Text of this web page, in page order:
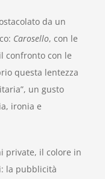
da un
Carosello, con le
confronto con le
questa lentezza
un gusto
ironia e
private, il colore in
la pubblicità